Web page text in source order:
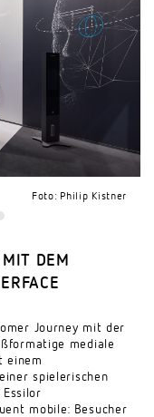
Foto: Philip Kistner
Foto: Philip Kistner
Foto: Philip Kistner
Foto: Philip Kistner
Foto: Philip Kistner
Foto: Philip Kistner
Foto: Philip Kistner
MIT DEM
Journey mit der
mediale
einem
spielerischen
mobile: Besucher